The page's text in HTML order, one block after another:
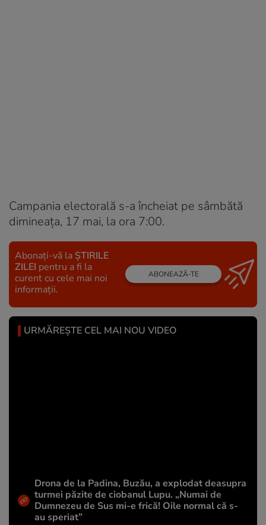
Campania electorală s-a încheiat pe sâmbătă
dimineața, 17 mai, la ora 7:00.
Abonați-vă la ȘTIRILE
ZILEI pentru a fi la
curent cu cele mai noi
informații.
ABONEAZĂ-TE
URMĂREȘTE CEL MAI NOU VIDEO
Drona de la Padina, Buzău, a explodat deasupra
turmei păzite de ciobanul Lupu. „Numai de
Dumnezeu de Sus mi-e frică! Oile normal că s-
au speriat”